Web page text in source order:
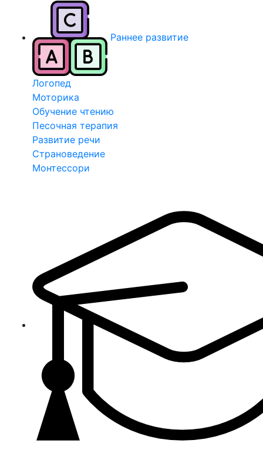
Раннее развитие
Логопед
Моторика
Обучение чтению
Песочная терапия
Развитие речи
Страноведение
Монтессори